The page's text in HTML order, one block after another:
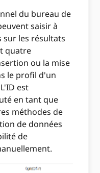
du bureau de
saisir à
les résultats
quatre
ou la mise
le profil d'un
est
en tant que
méthodes de
de données
de